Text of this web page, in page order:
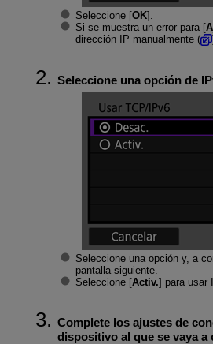
Seleccione [OK].
Si se muestra un error para [
dirección IP manualmente (
Seleccione una opción de
Seleccione una opción y, a
pantalla siguiente.
Seleccione [Activ.] para usar
Complete los ajustes de
dispositivo al que se vaya a